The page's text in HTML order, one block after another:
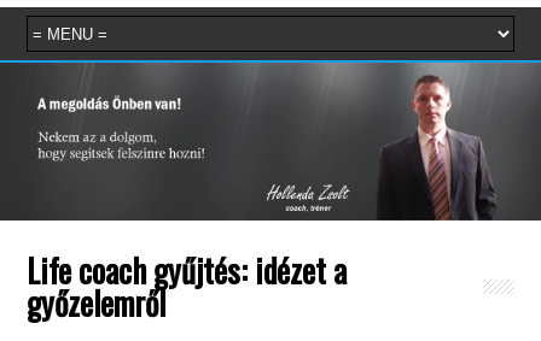
Life coach gyűjtés: idézet a
győzelemről